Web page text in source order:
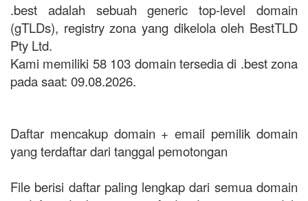
.best adalah sebuah generic top-level domain
(gTLDs), registry zona yang dikelola oleh BestTLD
Pty Ltd.
Kami memiliki 58 103 domain tersedia di .best zona
pada saat: 09.08.2026.
Daftar mencakup domain + email pemilik domain
yang terdaftar dari tanggal pemotongan
File berisi daftar paling lengkap dari semua domain